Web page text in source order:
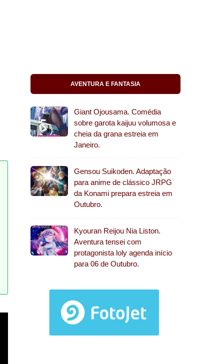
AVENTURA E FANTASIA
Giant Ojousama. Comédia
sobre garota kaijuu volumosa e
cheia da grana estreia em
Janeiro.
Gensou Suikoden. Adaptação
para anime de clássico JRPG
da Konami prepara estreia em
Outubro.
Kyouran Reijou Nia Liston.
Aventura tensei com
protagonista loly agenda início
para 06 de Outubro.